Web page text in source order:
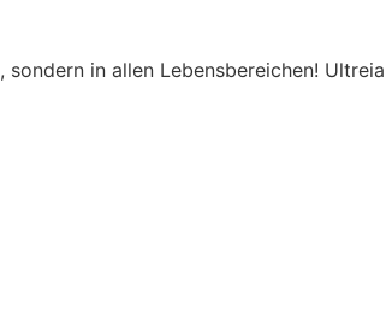
in allen Lebensbereichen!